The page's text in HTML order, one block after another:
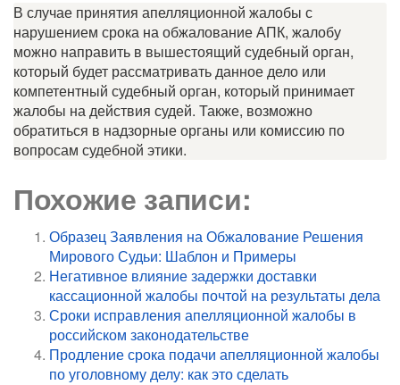
В случае принятия апелляционной жалобы с
нарушением срока на обжалование АПК, жалобу
можно направить в вышестоящий судебный орган,
который будет рассматривать данное дело или
компетентный судебный орган, который принимает
жалобы на действия судей. Также, возможно
обратиться в надзорные органы или комиссию по
вопросам судебной этики.
Похожие записи:
Образец Заявления на Обжалование Решения
Мирового Судьи: Шаблон и Примеры
Негативное влияние задержки доставки
кассационной жалобы почтой на результаты дела
Сроки исправления апелляционной жалобы в
российском законодательстве
Продление срока подачи апелляционной жалобы
по уголовному делу: как это сделать